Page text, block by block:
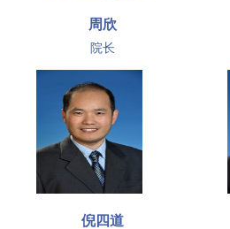
周欣
院长
倪四道